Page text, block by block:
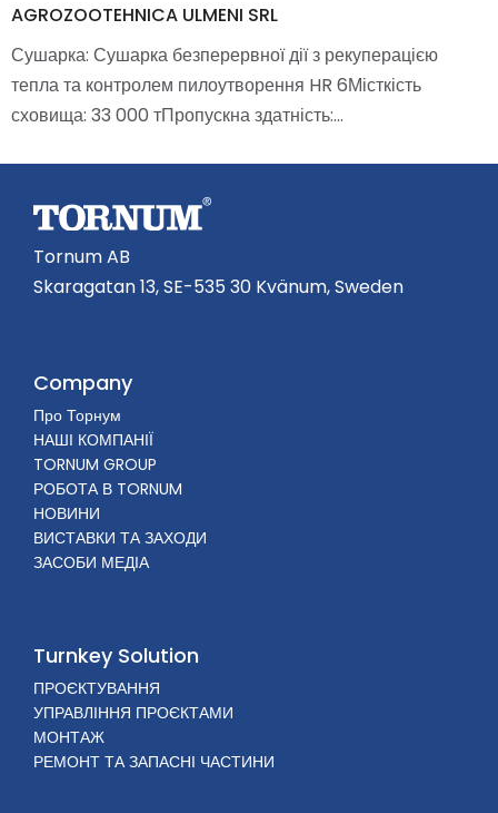
AGROZOOTEHNICA ULMENI SRL
Сушарка: Сушарка безперервної дії з рекуперацією
тепла та контролем пилоутворення HR 6Місткість
сховища: 33 000 тПропускна здатність:…
Tornum AB
Skaragatan 13, SE-535 30 Kvänum, Sweden
Company
Про Торнум
НАШІ КОМПАНІЇ
TORNUM GROUP
РОБОТА В TORNUM
НОВИНИ
ВИСТАВКИ ТА ЗАХОДИ
ЗАСОБИ МЕДІА
Turnkey Solution
ПРОЄКТУВАННЯ
УПРАВЛІННЯ ПРОЄКТАМИ
МОНТАЖ
РЕМОНТ ТА ЗАПАСНІ ЧАСТИНИ